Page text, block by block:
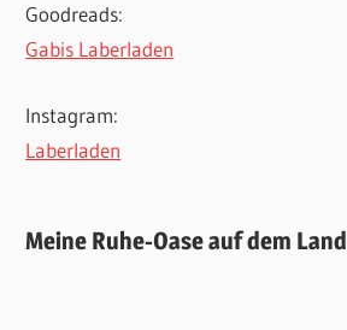
Goodreads:
Gabis Laberladen
Instagram:
Laberladen
Meine Ruhe-Oase auf dem Land